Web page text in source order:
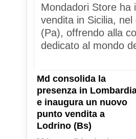
Mondadori Store ha
vendita in Sicilia,
(Pa), offrendo alla
dedicato al mondo
Md consolida la
presenza in
e inaugura un nuovo
punto vendita a
Lodrino (Bs)